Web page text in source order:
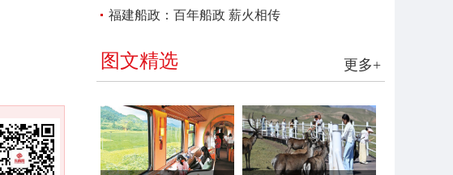
福建船政：百年船政 薪火相传
更多+
图文精选